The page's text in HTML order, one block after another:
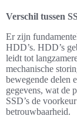
Verschil tussen
Er zijn
HDD’s. HDD’s
leidt tot
mechanische
bewegende delen
gegevens, wat de
SSD’s de
betrouwbaarheid.